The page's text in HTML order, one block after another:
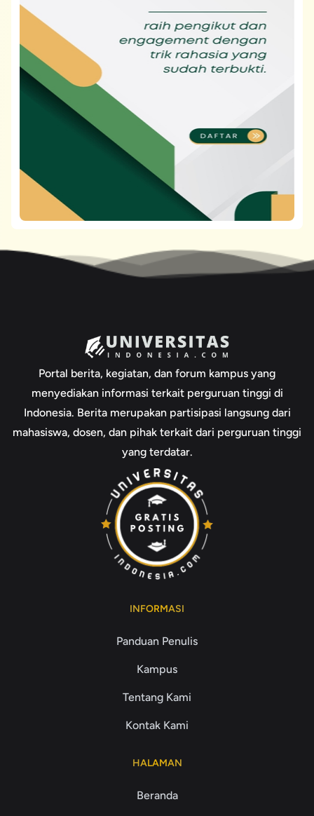
Portal berita, kegiatan, dan forum kampus yang
menyediakan informasi terkait perguruan tinggi di
Indonesia. Berita merupakan partisipasi langsung dari
mahasiswa, dosen, dan pihak terkait dari perguruan tinggi
yang terdatar.
INFORMASI
Panduan Penulis
Kampus
Tentang Kami
Kontak Kami
HALAMAN
Beranda